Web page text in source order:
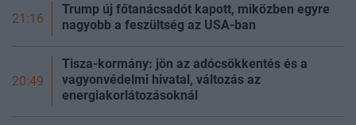
21:16
Trump új főtanácsadót kapott, miközben egyre
nagyobb a feszültség az USA-ban
20:49
Tisza-kormány: jön az adócsökkentés és a
vagyonvédelmi hivatal, változás az
energiakorlátozásoknál